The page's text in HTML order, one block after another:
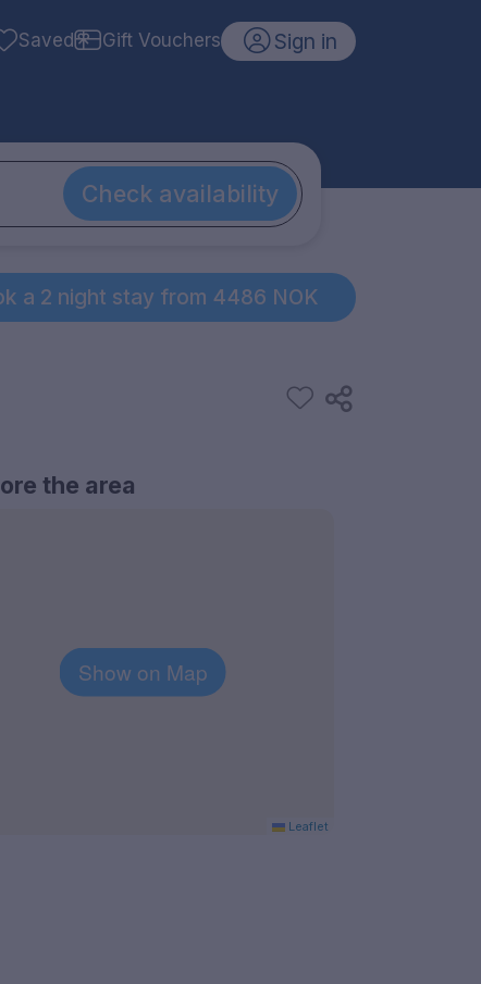
Saved Gift Vouchers Sign in
Check availability
a 2 night stay from 4486 NOK
the area
Show on Map
Leaflet